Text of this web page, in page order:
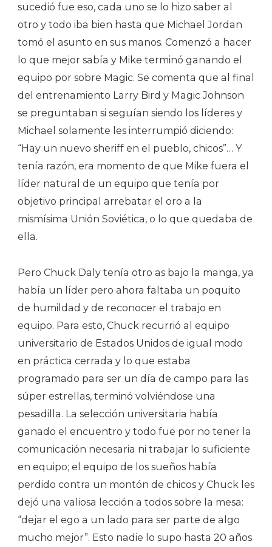
sucedió fue eso, cada uno se lo hizo saber al
otro y todo iba bien hasta que Michael Jordan
tomó el asunto en sus manos. Comenzó a hacer
lo que mejor sabía y Mike terminó ganando el
equipo por sobre Magic. Se comenta que al final
del entrenamiento Larry Bird y Magic Johnson
se preguntaban si seguían siendo los líderes y
Michael solamente les interrumpió diciendo:
“Hay un nuevo sheriff en el pueblo, chicos”… Y
tenía razón, era momento de que Mike fuera el
líder natural de un equipo que tenía por
objetivo principal arrebatar el oro a la
mismísima Unión Soviética, o lo que quedaba de
ella.
Pero Chuck Daly tenía otro as bajo la manga, ya
había un líder pero ahora faltaba un poquito
de humildad y de reconocer el trabajo en
equipo. Para esto, Chuck recurrió al equipo
universitario de Estados Unidos de igual modo
en práctica cerrada y lo que estaba
programado para ser un día de campo para las
súper estrellas, terminó volviéndose una
pesadilla. La selección universitaria había
ganado el encuentro y todo fue por no tener la
comunicación necesaria ni trabajar lo suficiente
en equipo; el equipo de los sueños había
perdido contra un montón de chicos y Chuck les
dejó una valiosa lección a todos sobre la mesa:
“dejar el ego a un lado para ser parte de algo
mucho mejor”. Esto nadie lo supo hasta 20 años